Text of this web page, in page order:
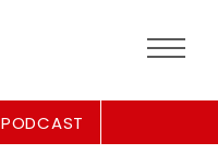
PODCAST